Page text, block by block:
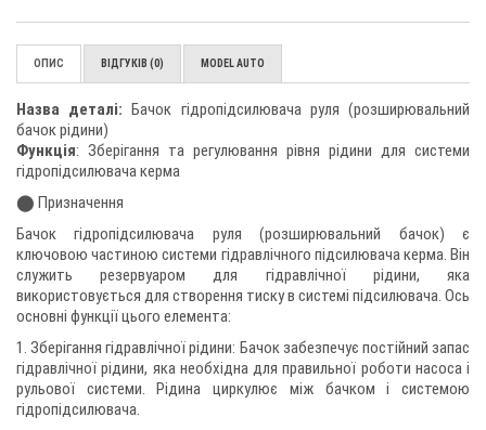
ОПИС ВІДГУКІВ (0) MODEL AUTO
Назва деталі:Бачок гідропідсилювача руля (розширювальний
бачок рідини)
Функція: Зберігання та регулювання рівня рідини для системи
гідропідсилювача керма
⬤ Призначення
Бачок гідропідсилювача руля (розширювальний бачок) є
ключовою частиною системи гідравлічного підсилювача керма. Він
служить резервуаром для гідравлічної рідини, яка
використовується для створення тиску в системі підсилювача. Ось
основні функції цього елемента:
1. Зберігання гідравлічної рідини: Бачок забезпечує постійний запас
гідравлічної рідини, яка необхідна для правильної роботи насоса і
рульової системи. Рідина циркулює між бачком і системою
гідропідсилювача.